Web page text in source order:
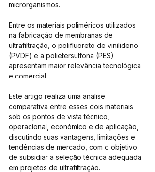
microrganismos.
Entre os materiais poliméricos utilizados
na fabricação de membranas de
ultrafiltração, o polifluoreto de vinilideno
(PVDF) e a polietersulfona (PES)
apresentam maior relevância tecnológica
e comercial.
Este artigo realiza uma análise
comparativa entre esses dois materiais
sob os pontos de vista técnico,
operacional, econômico e de aplicação,
discutindo suas vantagens, limitações e
tendências de mercado, com o objetivo
de subsidiar a seleção técnica adequada
em projetos de ultrafiltração.